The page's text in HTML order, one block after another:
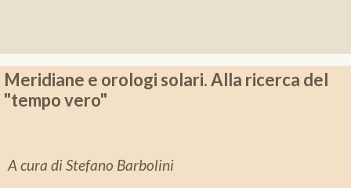
Meridiane e orologi solari. Alla ricerca del
"tempo vero"
A cura di Stefano Barbolini